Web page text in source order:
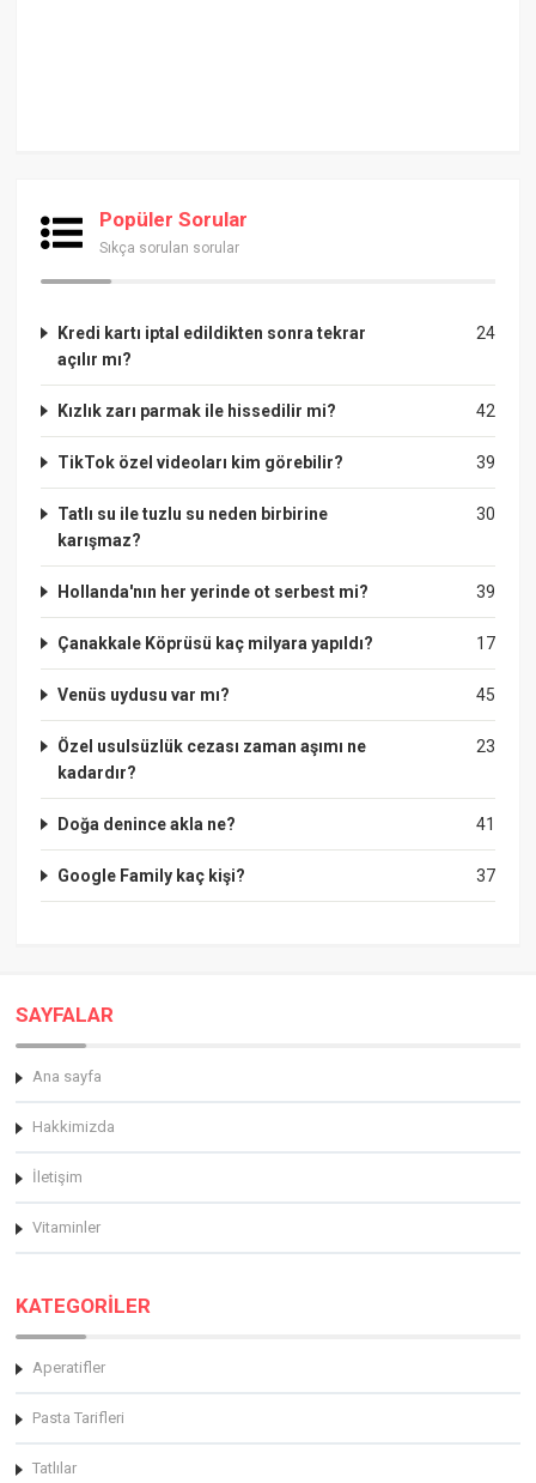
Popüler Sorular
Sıkça sorulan sorular
24
Kredi kartı iptal edildikten sonra tekrar
açılır mı?
42
Kızlık zarı parmak ile hissedilir mi?
39
TikTok özel videoları kim görebilir?
30
Tatlı su ile tuzlu su neden birbirine
karışmaz?
39
Hollanda'nın her yerinde ot serbest mi?
17
Çanakkale Köprüsü kaç milyara yapıldı?
45
Venüs uydusu var mı?
23
Özel usulsüzlük cezası zaman aşımı ne
kadardır?
41
Doğa denince akla ne?
37
Google Family kaç kişi?
SAYFALAR
Ana sayfa
Hakkimizda
İletişim
Vitaminler
KATEGORİLER
Aperatifler
Pasta Tarifleri
Tatlılar